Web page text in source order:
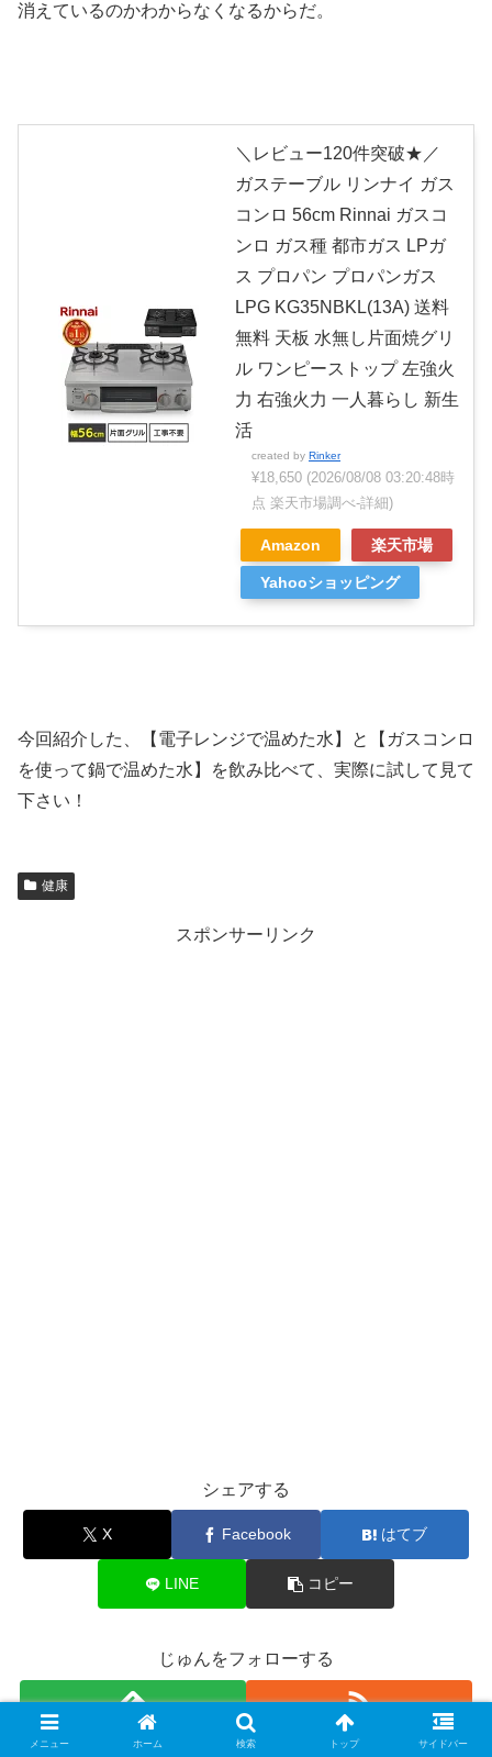
消えているのかわからなくなるからだ。
＼レビュー120件突破★／
ガステーブル リンナイ ガス
コンロ 56cm Rinnai ガスコ
ンロ ガス種 都市ガス LPガ
ス プロパン プロパンガス
LPG KG35NBKL(13A) 送料
無料 天板 水無し片面焼グリ
ル ワンピーストップ 左強火
力 右強火力 一人暮らし 新生
活
created by Rinker
¥18,650 (2026/08/08 03:20:48時
点 楽天市場調べ-詳細)
Amazon 楽天市場
Yahooショッピング
今回紹介した、【電子レンジで温めた水】と【ガスコンロ
を使って鍋で温めた水】を飲み比べて、実際に試して見て
下さい！
健康
スポンサーリンク
シェアする
X Facebook はてブ
LINE コピー
じゅんをフォローする
メニュー ホーム 検索 トップ サイドバー